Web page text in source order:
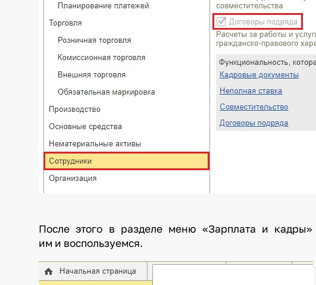
После этого в разделе меню «Зарплата и кадры»
им и воспользуемся.